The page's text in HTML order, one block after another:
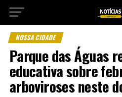
NOSSA CIDADE
Parque das Águas
educativa sobre
arboviroses neste